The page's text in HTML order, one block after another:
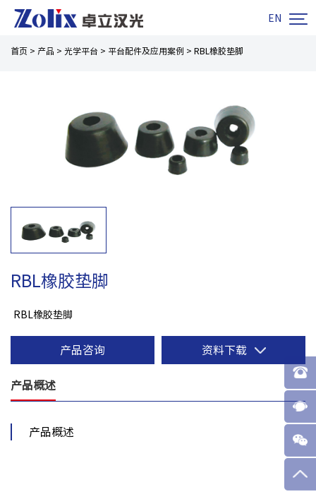
EN 
首页 > 产品 > 光学平台 > 平台配件及应用案例 > RBL橡胶垫脚
RBL橡胶垫脚
RBL橡胶垫脚
产品咨询 资料下载
产品概述
产品概述